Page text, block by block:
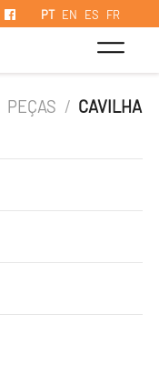
PT EN ES FR
PEÇAS / CAVILHA